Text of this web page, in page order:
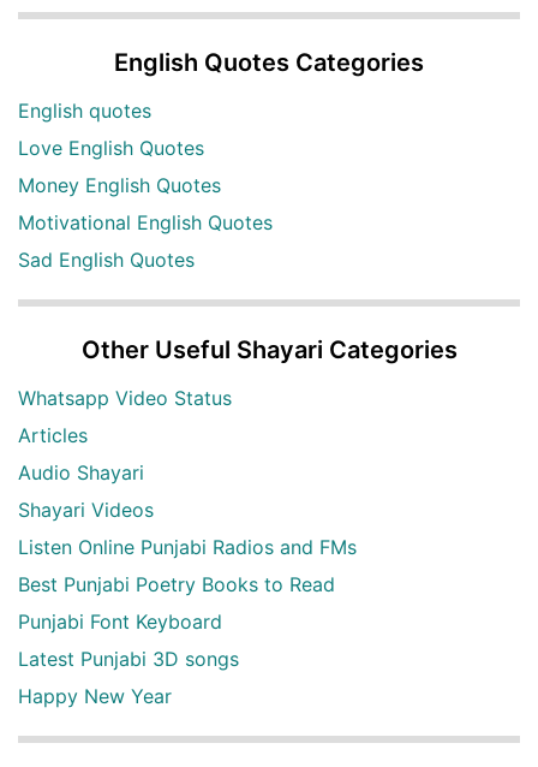
English Quotes Categories
English quotes
Love English Quotes
Money English Quotes
Motivational English Quotes
Sad English Quotes
Other Useful Shayari Categories
Whatsapp Video Status
Articles
Audio Shayari
Shayari Videos
Listen Online Punjabi Radios and FMs
Best Punjabi Poetry Books to Read
Punjabi Font Keyboard
Latest Punjabi 3D songs
Happy New Year